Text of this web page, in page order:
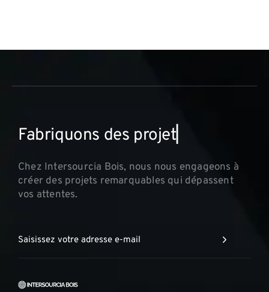
Fabriquons des projet
Chez Intersourcia Bois, nous nous engageons à
créer des projets remarquables qui dépassent
vos attentes.